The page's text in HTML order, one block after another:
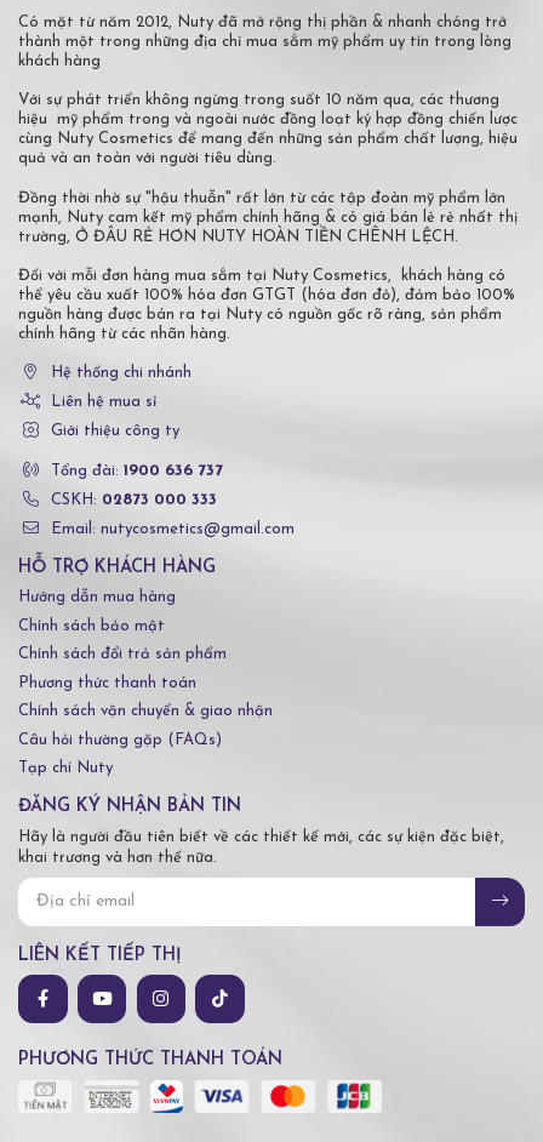
Có mặt từ năm 2012, Nuty đã mở rộng thị phần & nhanh chóng trở
thành một trong những địa chỉ mua sắm mỹ phẩm uy tín trong lòng
khách hàng
Với sự phát triển không ngừng trong suốt 10 năm qua, các thương
hiệu mỹ phẩm trong và ngoài nước đồng loạt ký hợp đồng chiến lược
cùng Nuty Cosmetics để mang đến những sản phẩm chất lượng, hiệu
quả và an toàn với người tiêu dùng.
Đồng thời nhờ sự "hậu thuẫn" rất lớn từ các tập đoàn mỹ phẩm lớn
mạnh, Nuty cam kết mỹ phẩm chính hãng & có giá bán lẻ rẻ nhất thị
trường, Ở ĐÂU RẺ HƠN NUTY HOÀN TIỀN CHÊNH LỆCH.
Đối với mỗi đơn hàng mua sắm tại Nuty Cosmetics, khách hàng có
thể yêu cầu xuất 100% hóa đơn GTGT (hóa đơn đỏ), đảm bảo 100%
nguồn hàng được bán ra tại Nuty có nguồn gốc rõ ràng, sản phẩm
chính hãng từ các nhãn hàng.
Hệ thống chi nhánh
Liên hệ mua sỉ
Giới thiệu công ty
Tổng đài: 1900 636 737
CSKH: 02873 000 333
Email: nutycosmetics@gmail.com
HỖ TRỢ KHÁCH HÀNG
Hướng dẫn mua hàng
Chính sách bảo mật
Chính sách đổi trả sản phẩm
Phương thức thanh toán
Chính sách vận chuyển & giao nhận
Câu hỏi thường gặp (FAQs)
Tạp chí Nuty
ĐĂNG KÝ NHẬN BẢN TIN
Hãy là người đầu tiên biết về các thiết kế mới, các sự kiện đặc biệt,
khai trương và hơn thế nữa.
LIÊN KẾT TIẾP THỊ
PHƯƠNG THỨC THANH TOÁN